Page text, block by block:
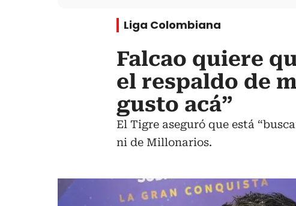
Liga Colombiana
Falcao quiere
el respaldo de
gusto acá”
El Tigre aseguró que está
ni de Millonarios.